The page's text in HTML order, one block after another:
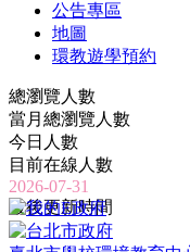
公告專區
地圖
環教遊學預約
總瀏覽人數
當月總瀏覽人數
今日人數
目前在線人數
2026-07-31
最後更新時間